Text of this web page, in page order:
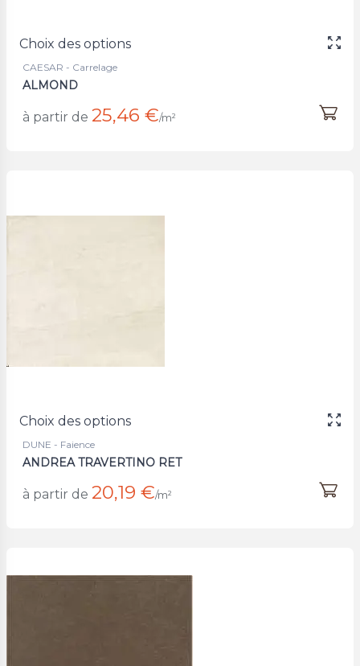
Choix des options
CAESAR - Carrelage
ALMOND
à partir de 25,46 €/m²
Choix des options
DUNE - Faience
ANDREA TRAVERTINO RET
à partir de 20,19 €/m²